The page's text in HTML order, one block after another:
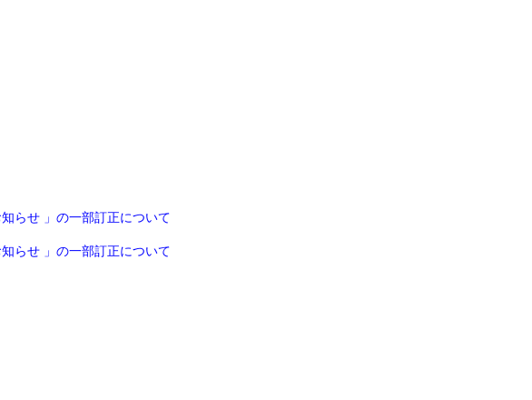
らせ 」の一部訂正について
らせ 」の一部訂正について